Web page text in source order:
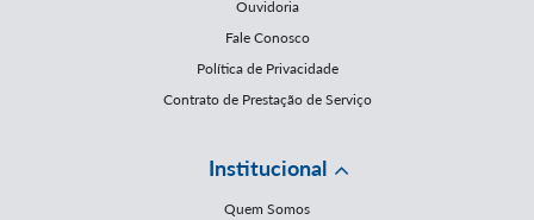
Ouvidoria
Fale Conosco
Política de Privacidade
Contrato de Prestação de Serviço
Institucional
Quem Somos